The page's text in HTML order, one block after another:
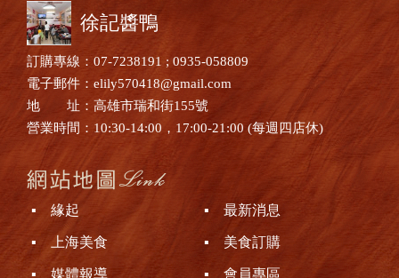
徐記醬鴨
訂購專線：07-7238191 ; 0935-058809
電子郵件：elily570418@gmail.com
地 址：高雄市瑞和街155號
營業時間：10:30-14:00，17:00-21:00 (每週四店休)
▪ 緣起 ▪ 最新消息
▪ 上海美食 ▪ 美食訂購
▪ 媒體報導 ▪ 會員專區